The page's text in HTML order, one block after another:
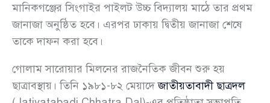
মানিকগঞ্জের সিংগাইর পাইলট উচ্চ বিদ্যালয় মাঠে তার প্রথম
জানাজা অনুষ্ঠিত হবে। এরপর ঢাকায় দ্বিতীয় জানাজা শেষে
তাকে দাফন করা হবে।
গোলাম সারোয়ার মিলনের রাজনৈতিক জীবন শুরু হয়
ছাত্রাবস্থায়। তিনি ১৯৮১-৮২ মেয়াদেজাতীয়তাবাদী ছাত্রদল